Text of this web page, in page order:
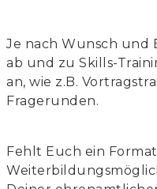
Je nach Wunsch und
ab und zu Skills-
an, wie z.B.
Fragerunden.
Fehlt Euch ein